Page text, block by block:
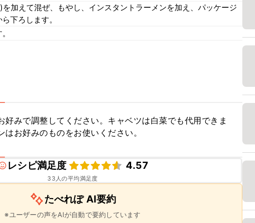
加えて混ぜ、もやし、インスタントラーメンを加え、パッケージ
下ろします。
好みで調整してください。キャベツは白菜でも代用できま
お好みのものをお使いください。
レシピ満足度
4.57
33 人の平均満足度
たべれぽ AI要約
※ユーザーの声をAIが自動で要約しています